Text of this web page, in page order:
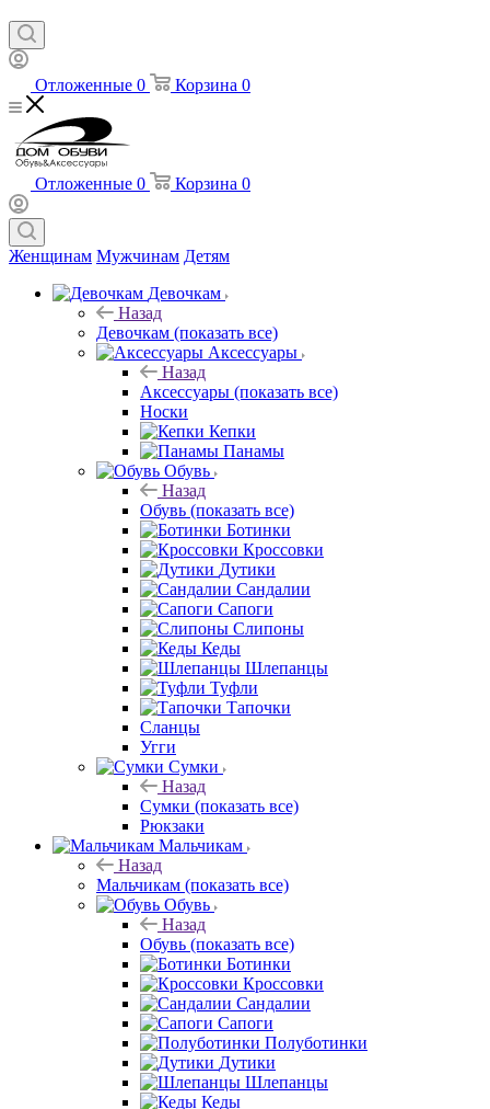
Отложенные 0 Корзина 0
Отложенные 0 Корзина 0
Женщинам Мужчинам Детям
Девочкам
Назад
Девочкам (показать все)
Аксессуары
Назад
Аксессуары (показать все)
Носки
Кепки
Панамы
Обувь
Назад
Обувь (показать все)
Ботинки
Кроссовки
Дутики
Сандалии
Сапоги
Слипоны
Кеды
Шлепанцы
Туфли
Тапочки
Сланцы
Угги
Сумки
Назад
Сумки (показать все)
Рюкзаки
Мальчикам
Назад
Мальчикам (показать все)
Обувь
Назад
Обувь (показать все)
Ботинки
Кроссовки
Сандалии
Сапоги
Полуботинки
Дутики
Шлепанцы
Кеды